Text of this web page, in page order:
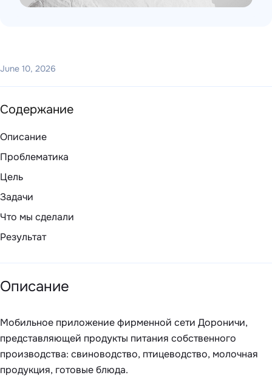
Содержание
Описание
Проблематика
Цель
Задачи
Что мы сделали
Результат
June 10, 2026
Описание
Мобильное приложение фирменной сети Дороничи,
представляющей продукты питания собственного
производства: свиноводство, птицеводство, молочная
продукция, готовые блюда.